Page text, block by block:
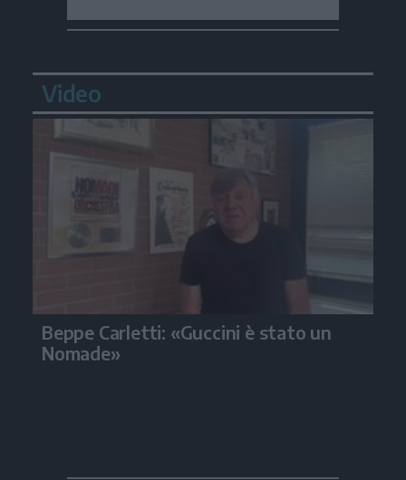
Video
Beppe Carletti: «Guccini è stato un
Nomade»